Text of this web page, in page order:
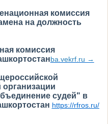
комиссия
на должность
комиссия
ba.vekrf.ru →
судей" в
https://rfros.ru/